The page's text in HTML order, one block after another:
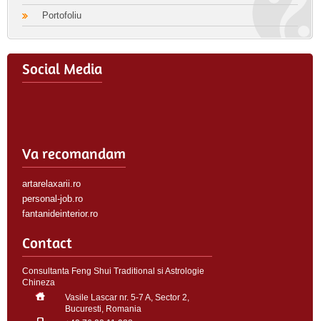
Portofoliu
Social Media
Va recomandam
artarelaxarii.ro
personal-job.ro
fantanideinterior.ro
Contact
Consultanta Feng Shui Traditional si Astrologie
Chineza
Vasile Lascar nr. 5-7 A, Sector 2,
Bucuresti, Romania